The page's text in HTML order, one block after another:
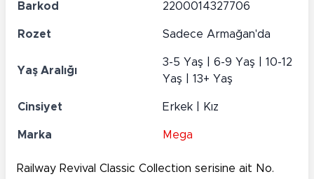
Barkod 2200014327706
Rozet Sadece Armağan'da
Yaş Aralığı
3-5 Yaş | 6-9 Yaş | 10-12
Yaş | 13+ Yaş
Cinsiyet Erkek | Kız
Marka Mega
Railway Revival Classic Collection serisine ait No.